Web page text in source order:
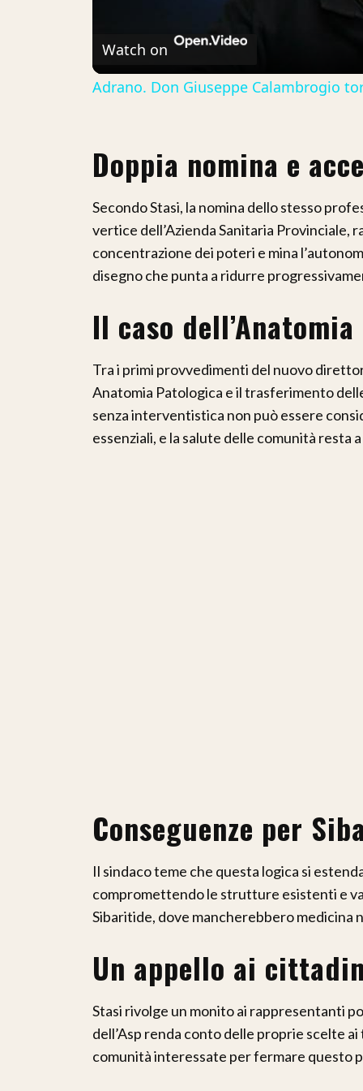
Watch on
Adrano. Don Giuseppe Calambrogio
Doppia nomina e
Secondo Stasi, la nomina dello stesso
vertice dell’Azienda Sanitaria Provinciale,
concentrazione dei poteri e mina
disegno che punta a ridurre
Il caso
Tra i primi provvedimenti del nuovo
Anatomia Patologica e il trasferimento
senza interventistica non può essere
essenziali, e la salute delle comunità resta
Conseguenze per
Il sindaco teme che questa logica si
compromettendo le strutture esistenti e
Sibaritide, dove mancherebbero medicina
Un appello ai
Stasi rivolge un monito ai rappresentanti
dell’Asp renda conto delle proprie scelte
comunità interessate per fermare questo